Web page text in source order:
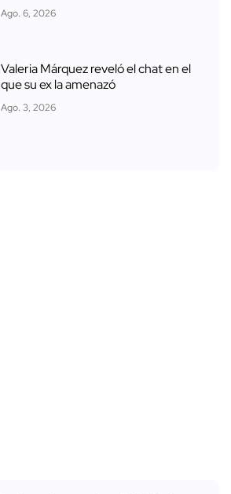
Ago. 6, 2026
Valeria Márquez reveló el chat en el
que su ex la amenazó
Ago. 3, 2026